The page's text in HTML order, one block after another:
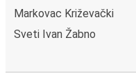
Markovac Križevački
Sveti Ivan Žabno